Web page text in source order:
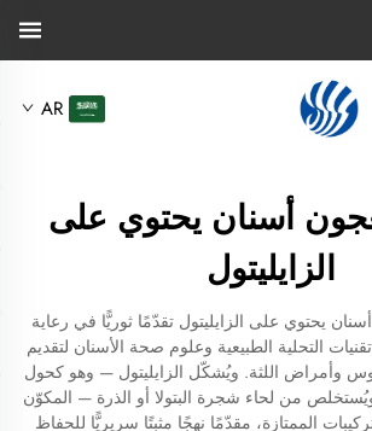
AR
أسنان يحتوي على
الزايليتول
يحتوي على الزايليتول تقدّمًا ثوريًّا في رعاية
التحلية الطبيعية وعلوم صحة الأسنان لتقديم
وأمراض اللثة. ويُشكّل الزايليتول — وهو كحول
من لحاء شجرة البتولا أو الذرة — المكوّن
الممتازة، مقدّمًا نهجًا مثبتًا سريريًّا للحفاظ